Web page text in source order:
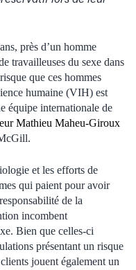
près d’un homme
travailleuses du sexe dans
que ces hommes
humaine (VIH) est
équipe internationale de
Mathieu Maheu-Giroux
et les efforts de
qui paient pour avoir
de la
incombent
Bien que celles-ci
présentant un risque
jouent également un